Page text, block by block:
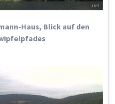
Haus, Blick auf den